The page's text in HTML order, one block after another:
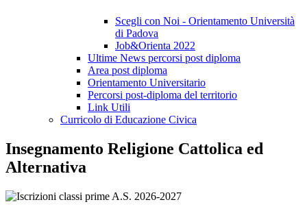
Scegli con Noi - Orientamento Università
di Padova
Job&Orienta 2022
Ultime News percorsi post diploma
Area post diploma
Orientamento Universitario
Percorsi post-diploma del territorio
Link Utili
Curricolo di Educazione Civica
Insegnamento Religione Cattolica ed
Alternativa